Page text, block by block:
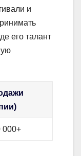
и
его талант
000+